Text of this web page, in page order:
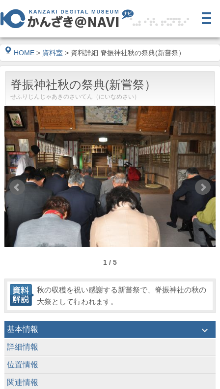
HOME > 資料室 > 資料詳細 脊振神社秋の祭典(新嘗祭）
脊振神社秋の祭典(新嘗祭）
せふりじんじゃあきのさいてん（にいなめさい）
1 / 5
秋の収穫を祝い感謝する新嘗祭で、脊振神社の秋の
大祭として行われます。
基本情報 keyboard_arrow_down
詳細情報
位置情報
関連情報